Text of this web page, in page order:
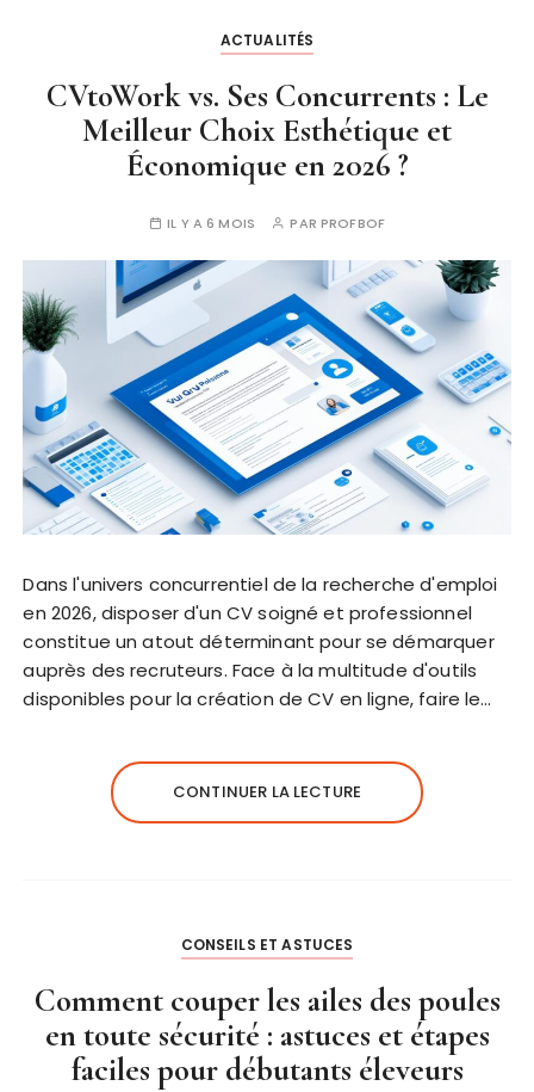
ACTUALITÉS
CVtoWork vs. Ses Concurrents : Le
Meilleur Choix Esthétique et
Économique en 2026 ?
IL Y A 6 MOIS PAR PROFBOF
Dans l'univers concurrentiel de la recherche d'emploi
en 2026, disposer d'un CV soigné et professionnel
constitue un atout déterminant pour se démarquer
auprès des recruteurs. Face à la multitude d'outils
disponibles pour la création de CV en ligne, faire le…
CONTINUER LA LECTURE
CONSEILS ET ASTUCES
Comment couper les ailes des poules
en toute sécurité : astuces et étapes
faciles pour débutants éleveurs